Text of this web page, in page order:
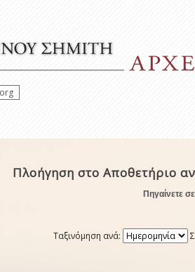
Πλοήγηση στο Αποθετήριο
Πηγαίνετε
Ταξινόμηση ανά: